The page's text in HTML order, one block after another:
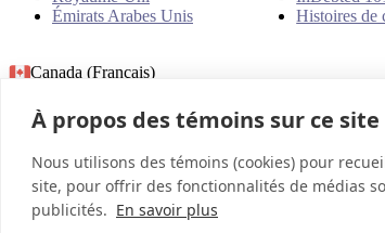
Émirats Arabes Unis
Histoires de
Canada (Français)
© 2026 InDebted Holdings Pty Ltd
À propos des témoins sur ce site
Nous utilisons des témoins (cookies) pour
site, pour offrir des fonctionnalités de médias
publicités. En savoir plus